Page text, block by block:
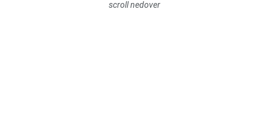
scroll nedover